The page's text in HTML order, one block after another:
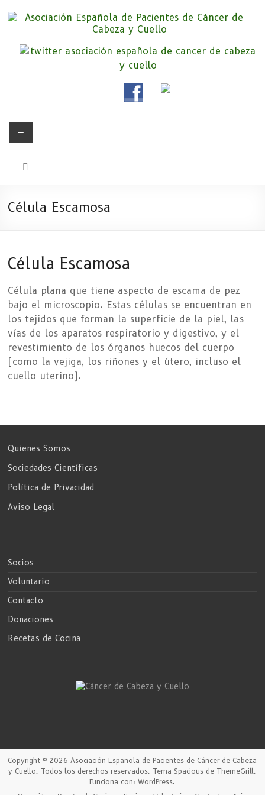
Asociación Española de
Pacientes de Cáncer de Cabeza y
Cuello
Somos la Asociación Española de Pacientes de Cáncer de Cabeza y
cuello «APC», una asociación sin animo de lucro que pretendemos
Menú
Célula Escamosa
Célula Escamosa
Célula plana que tiene aspecto de escama de pez
bajo el microscopio. Estas células se encuentran en
los tejidos que forman la superficie de la piel, las
vías de los aparatos respiratorio y digestivo, y el
revestimiento de los órganos huecos del cuerpo
(como la vejiga, los riñones y el útero, incluso el
cuello uterino).
Quienes Somos
Sociedades Científicas
Política de Privacidad
Aviso Legal
Socios
Voluntario
Contacto
Donaciones
Recetas de Cocina
Copyright © 2026Asociación Española de Pacientes de Cáncer de Cabeza
y Cuello. Todos los derechos reservados. Tema Spacious de ThemeGrill.
Funciona con:WordPress.